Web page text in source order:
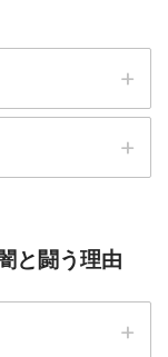
と闘う理由